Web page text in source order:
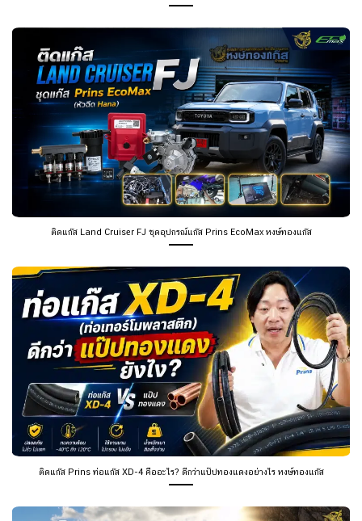
ติดแก๊ส Land Cruiser FJ ชุดอุปกรณ์แก๊ส Prins EcoMax หงษ์ทองแก๊ส
ติดแก๊ส Prins ท่อแก๊ส XD-4 คืออะไร? ดีกว่าแป๊ปทองแดงอย่างไร หงษ์ทองแก๊ส